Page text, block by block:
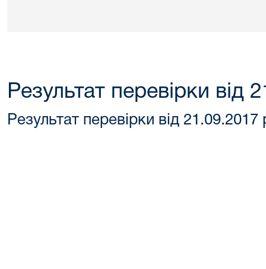
Результат перевірки від
Результат перевірки від 21.09.2017